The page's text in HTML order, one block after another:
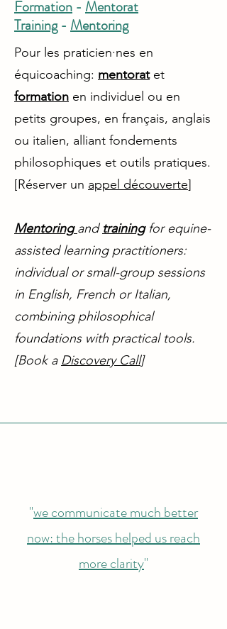
Formation - Mentorat
Training- Mentoring
Pour les praticien·nes en
équicoaching: mentoratet
formation en individuel ou en
petits groupes, en français, anglais
ou italien, alliant fondements
philosophiques et outils pratiques.
[Réserver un appel découverte]​
Mentoring and trainingfor equine-
assisted learning practitioners:
individual or small-group sessions
in English, French or Italian,
combining philosophical
foundations with practical tools.
[Book a Discovery Call]
"we communicate much better
now: the horses helped us reach
more clarity"